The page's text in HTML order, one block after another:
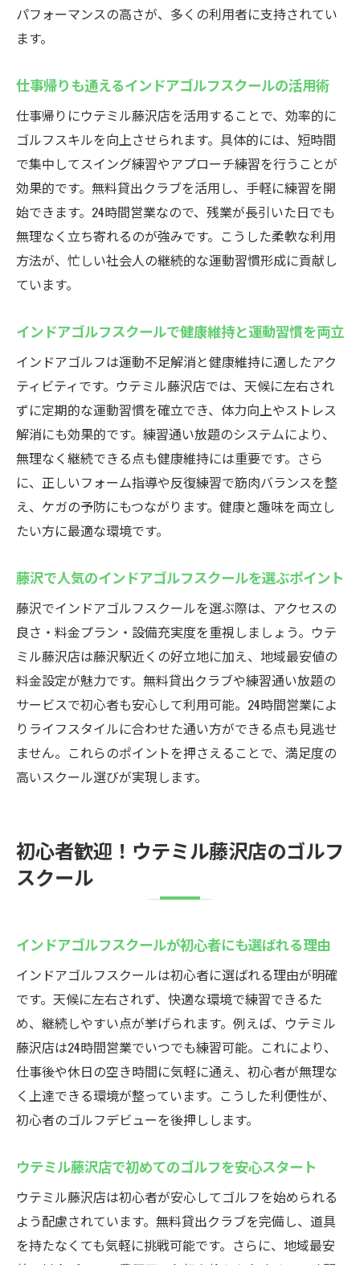
コスト重視で選ぶインドアゴルフスクール
インドアゴルフスクールで安定した練習環
境を確保
雨の日も安心のインドアゴルフスクール活
用術
天候不問のインドアゴルフスクールで目標
達成へ
快適空間のインドアゴルフスクールで集中
力アップ
を実感
を築く
インドアゴルフのメリットをウテミルで体感
インドアゴルフスクールのメリットを徹底
解説
ウテミルで感じるインドアゴルフスクール
の魅力
インドアゴルフスクールは効率的な練習に
初心者も安心して通えるインドアゴルフス
クール
最新設備のインドアゴルフスクールで技術
向上
インドアゴルフスクールで仲間と楽しく上
達
ウテミル藤沢店でスイングを効率的に改善
インドアゴルフスクールの個別指導でスイ
ング改善
を実感
スイング解析で効果的に学べるインドアゴ
ルフスクール
磨く方法
藤沢駅近くでスイング改善に強いインドア
ゴルフスクール
専門インストラクター在籍のインドアゴル
フスクール
無料貸出クラブ！ウテミル藤沢店の便利さ
インドアゴルフスクールの無料貸出クラブ
活用術
魅力
初心者も安心のインドアゴルフスクール設
備紹介
無料貸出クラブでゴルフを気軽に始めるコ
パフォーマンスの高さが、多くの利用者に支持されてい
ます。
仕事帰りも通えるインドアゴルフスクールの活用術
仕事帰りにウテミル藤沢店を活用することで、効率的に
ゴルフスキルを向上させられます。具体的には、短時間
で集中してスイング練習やアプローチ練習を行うことが
効果的です。無料貸出クラブを活用し、手軽に練習を開
始できます。24時間営業なので、残業が長引いた日でも
無理なく立ち寄れるのが強みです。こうした柔軟な利用
方法が、忙しい社会人の継続的な運動習慣形成に貢献し
ています。
インドアゴルフスクールで健康維持と運動習慣を両立
インドアゴルフは運動不足解消と健康維持に適したアク
ティビティです。ウテミル藤沢店では、天候に左右され
ずに定期的な運動習慣を確立でき、体力向上やストレス
解消にも効果的です。練習通い放題のシステムにより、
無理なく継続できる点も健康維持には重要です。さら
に、正しいフォーム指導や反復練習で筋肉バランスを整
え、ケガの予防にもつながります。健康と趣味を両立し
たい方に最適な環境です。
藤沢で人気のインドアゴルフスクールを選ぶポイント
藤沢でインドアゴルフスクールを選ぶ際は、アクセスの
良さ・料金プラン・設備充実度を重視しましょう。ウテ
ミル藤沢店は藤沢駅近くの好立地に加え、地域最安値の
料金設定が魅力です。無料貸出クラブや練習通い放題の
サービスで初心者も安心して利用可能。24時間営業によ
りライフスタイルに合わせた通い方ができる点も見逃せ
ません。これらのポイントを押さえることで、満足度の
高いスクール選びが実現します。
初心者歓迎！ウテミル藤沢店のゴルフ
スクール
インドアゴルフスクールが初心者にも選ばれる理由
インドアゴルフスクールは初心者に選ばれる理由が明確
です。天候に左右されず、快適な環境で練習できるた
め、継続しやすい点が挙げられます。例えば、ウテミル
藤沢店は24時間営業でいつでも練習可能。これにより、
仕事後や休日の空き時間に気軽に通え、初心者が無理な
く上達できる環境が整っています。こうした利便性が、
初心者のゴルフデビューを後押しします。
ウテミル藤沢店で初めてのゴルフを安心スタート
ウテミル藤沢店は初心者が安心してゴルフを始められる
よう配慮されています。無料貸出クラブを完備し、道具
を持たなくても気軽に挑戦可能です。さらに、地域最安